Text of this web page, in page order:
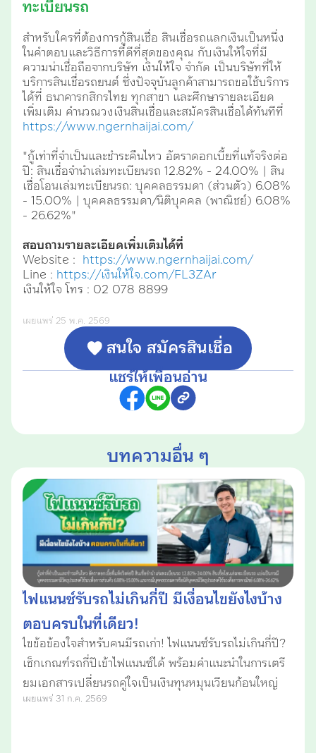
ทะเบียนรถ
สำหรับใครที่ต้องการกู้สินเชื่อ สินเชื่อรถแลกเงินเป็นหนึ่ง
ในคำตอบและวิธีการที่ดีที่สุดของคุณ กับเงินให้ใจที่มี
ความน่าเชื่อถือจากบริษัท เงินให้ใจ จำกัด เป็นบริษัทที่ให้
บริการสินเชื่อรถยนต์ ซึ่งปัจจุบันลูกค้าสามารถขอใช้บริการ
ได้ที่ ธนาคารกสิกรไทย ทุกสาขา และศึกษารายละเอียด
เพิ่มเติม คำนวณวงเงินสินเชื่อและสมัครสินเชื่อได้ทันทีที่
https://www.ngernhaijai.com/
"กู้เท่าที่จำเป็นและชำระคืนไหว อัตราดอกเบี้ยที่แท้จริงต่อ
ปี: สินเชื่อจำนำเล่มทะเบียนรถ 12.82% - 24.00% | สิน
เชื่อโอนเล่มทะเบียนรถ: บุคคลธรรมดา (ส่วนตัว) 6.08%
- 15.00% | บุคคลธรรมดา/นิติบุคคล (พาณิชย์) 6.08%
- 26.62%"
สอบถามรายละเอียดเพิ่มเติมได้ที่
Website : https://www.ngernhaijai.com/
Line : https://เงินให้ใจ.com/FL3ZAr
เงินให้ใจ โทร : 02 078 8899
เผยแพร่ 25 พ.ค. 2569
สนใจ สมัครสินเชื่อ
แชร์ให้เพื่อนอ่าน
บทความอื่น ๆ
ไฟแนนซ์รับรถไม่เกินกี่ปี มีเงื่อนไขยังไงบ้าง
ตอบครบในที่เดียว!
ไขข้อข้องใจสำหรับคนมีรถเก่า! ไฟแนนซ์รับรถไม่เกินกี่ปี?
เช็กเกณฑ์รถกี่ปีเข้าไฟแนนซ์ได้ พร้อมคำแนะนำในการเตรี
ยมเอกสารเปลี่ยนรถคู่ใจเป็นเงินทุนหมุนเวียนก้อนใหญ่
เผยแพร่ 31 ก.ค. 2569